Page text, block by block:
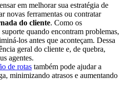
em melhorar sua estratégia de
novas ferramentas ou contratar
do cliente. Como os
quando encontram problemas,
los antes que aconteçam. Dessa
geral do cliente e, de quebra,
agentes.
de rotas também pode ajudar a
minimizando atrasos e aumentando